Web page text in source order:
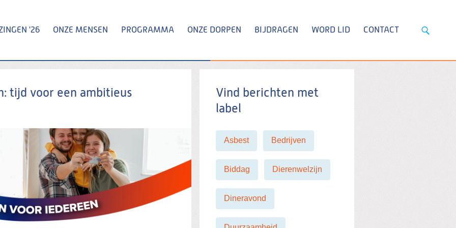
'26 ONZE MENSEN PROGRAMMA ONZE DORPEN BIJDRAGEN WORD LID CONTACT
tijd voor een ambitieus
Vind berichten met
label
Asbest Bedrijven
Biddag Dierenwelzijn
Dineravond